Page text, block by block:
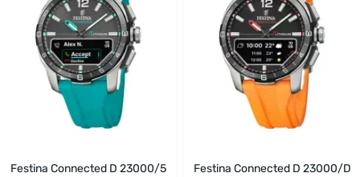
Festina Connected D 23000/5 Festina Connected D 23000/D